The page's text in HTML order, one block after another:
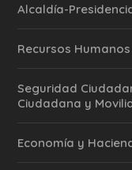
Alcaldía-
Recursos Humanos
Seguridad
Ciudadana y
Economía y